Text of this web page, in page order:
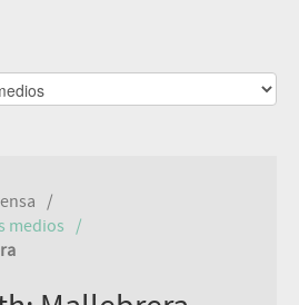
medios